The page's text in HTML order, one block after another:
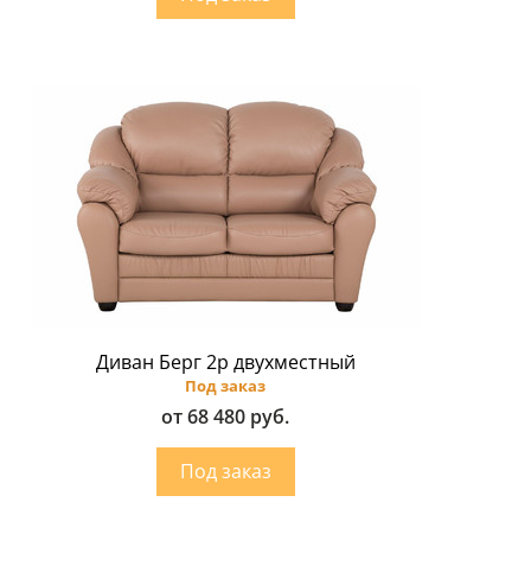
Диван Берг 2р двухместный
Под заказ
от 68 480 руб.